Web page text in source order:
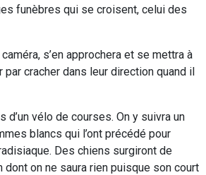
funèbres qui se croisent, celui des
s’en approchera et se mettra à
cracher dans leur direction quand il
d’un vélo de courses. On y suivra un
blancs qui l’ont précédé pour
Des chiens surgiront de
on ne saura rien puisque son court